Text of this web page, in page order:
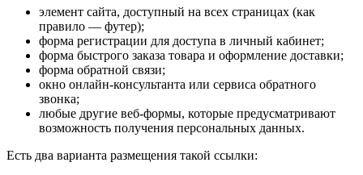
элемент сайта, доступный на всех страницах (как
правило — футер);
форма регистрации для доступа в личный кабинет;
форма быстрого заказа товара и оформление доставки;
форма обратной связи;
окно онлайн-консультанта или сервиса обратного
звонка;
любые другие веб-формы, которые предусматривают
возможность получения персональных данных.
Есть два варианта размещения такой ссылки: